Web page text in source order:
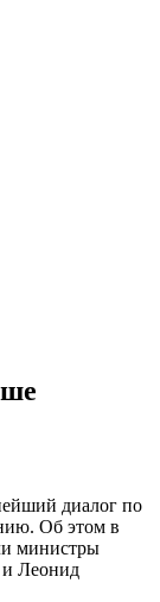
диалог по
Об этом в
министры
и Леонид